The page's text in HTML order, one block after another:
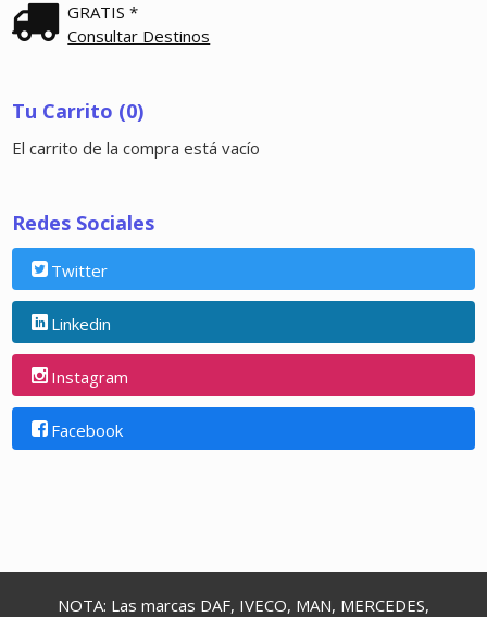
GRATIS *
Consultar Destinos
Tu Carrito (0)
El carrito de la compra está vacío
Redes Sociales
Twitter
Linkedin
Instagram
Facebook
NOTA: Las marcas DAF, IVECO, MAN, MERCEDES,